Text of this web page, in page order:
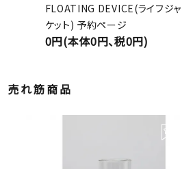
FLOATING DEVICE(ライフジャ
ケット) 予約ページ
0円(本体0円、税0円)
売れ筋商品